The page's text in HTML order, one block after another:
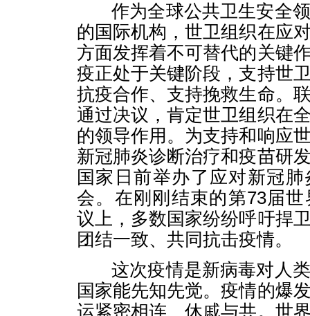
作为全球公共卫生安全领
的国际机构，世卫组织在应
方面发挥着不可替代的关键
疫正处于关键阶段，支持世
抗疫合作、支持挽救生命。
通过决议，肯定世卫组织在
的领导作用。为支持和响应
新冠肺炎诊断治疗和疫苗研
国家日前举办了应对新冠
会。在刚刚结束的第73届
议上，多数国家纷纷呼吁捍
团结一致、共同抗击疫情。
这次疫情是新病毒对人类
国家能先知先觉。疫情的爆
运紧密相连、休戚与共。世